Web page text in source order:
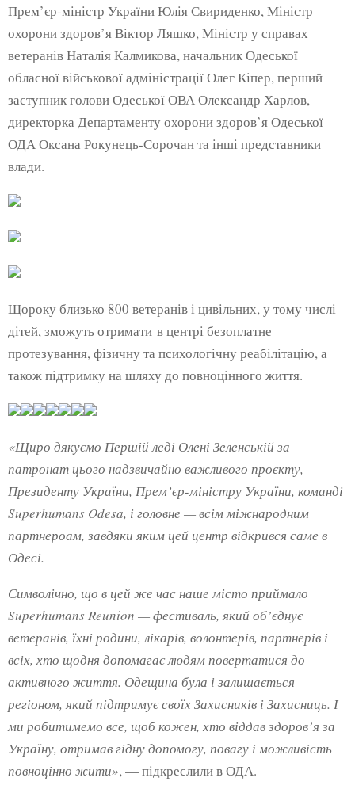
Прем’єр-міністр України Юлія Свириденко, Міністр
охорони здоров’я Віктор Ляшко, Міністр у справах
ветеранів Наталія Калмикова, начальник Одеської
обласної військової адміністрації Олег Кіпер, перший
заступник голови Одеської ОВА Олександр Харлов,
директорка Департаменту охорони здоров’я Одеської
ОДА Оксана Рокунець-Сорочан та інші представники
влади.
Щороку близько 800 ветеранів і цивільних, у тому числі
дітей, зможуть отримати в центрі безоплатне
протезування, фізичну та психологічну реабілітацію, а
також підтримку на шляху до повноцінного життя.
«Щиро дякуємо Першій леді Олені Зеленській за
патронат цього надзвичайно важливого проєкту,
Президенту України, Премʼєр-міністру України, команді
Superhumans Odesa, і головне — всім міжнародним
партнероам, завдяки яким цей центр відкрився саме в
Одесі.
Символічно, що в цей же час наше місто приймало
Superhumans Reunion — фестиваль, який об’єднує
ветеранів, їхні родини, лікарів, волонтерів, партнерів і
всіх, хто щодня допомагає людям повертатися до
активного життя. Одещина була і залишається
регіоном, який підтримує своїх Захисників і Захисниць. І
ми робитимемо все, щоб кожен, хто віддав здоров’я за
Україну, отримав гідну допомогу, повагу і можливість
повноцінно жити», — підкреслили в ОДА.